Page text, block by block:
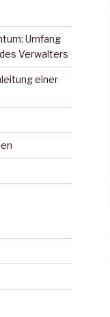
Umfang
Verwalters
einer